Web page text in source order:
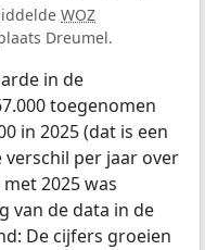
WOZ
Dreumel.
in de
toegenomen
in 2025 (dat is een
verschil per jaar over
2025 was
van de data in de
De cijfers groeien